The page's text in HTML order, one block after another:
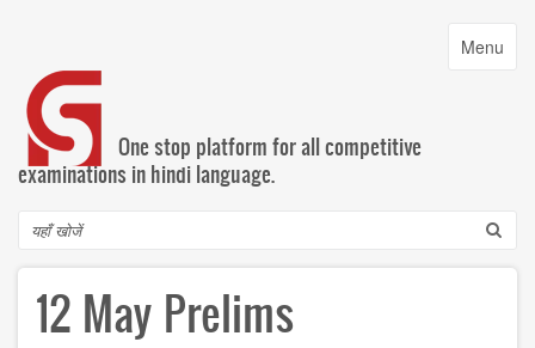
content
Toggle
Menu
One stop platform for all competitive
examinations in hindi language.
Search
12 May Prelims